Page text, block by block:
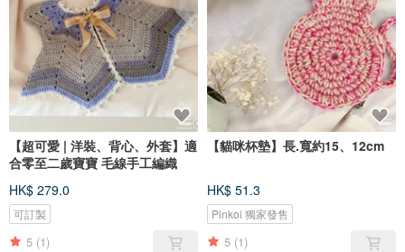
【超可愛 | 洋裝、背心、外套】適
合零至二歲寶寶 毛線手工編織
HK$ 279.0
可訂製
5 (1)
【貓咪杯墊】長.寬約15、12cm
HK$ 51.3
Pinkoi 獨家發售
5 (1)